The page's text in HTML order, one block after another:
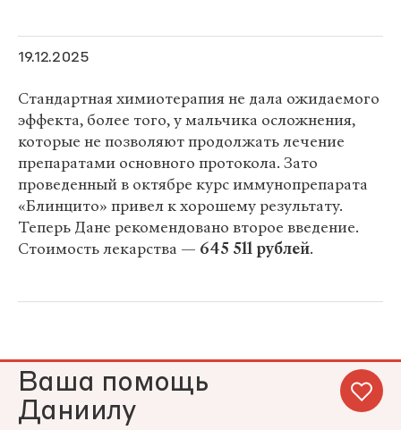
19.12.2025
Стандартная химиотерапия не дала ожидаемого
эффекта, более того, у мальчика осложнения,
которые не позволяют продолжать лечение
препаратами основного протокола. Зато
проведенный в октябре курс иммунопрепарата
«Блинцито» привел к хорошему результату.
Теперь Дане рекомендовано второе введение.
Стоимость лекарства — 645 511 рублей.
Ваша помощь
Даниилу